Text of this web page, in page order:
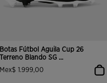
Botas Fútbol Aguila Cup 26
Terreno Blando SG ...
Mex$ 1.999,00